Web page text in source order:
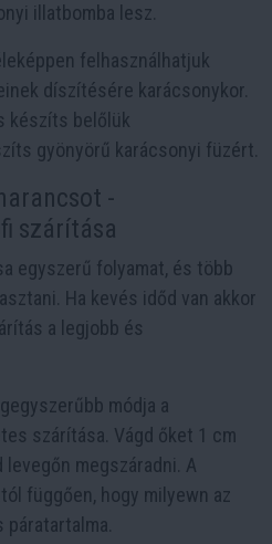
illatbomba lesz.
felhasználhatjuk
díszítésére karácsonykor.
készíts belőlük
gyönyörű karácsonyi füzért.
-
szárítása
egyszerű folyamat, és több
Ha kevés időd van akkor
a legjobb és
módja a
szárítása. Vágd őket 1 cm
levegőn megszáradni. A
függően, hogy milyewn az